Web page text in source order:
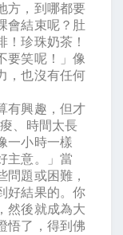
方，到哪都要
會結束呢？肚
！珍珠奶茶！
要笑呢！」像
，也沒有任何
有興趣，但才
、時間太長
一小時一樣
主意。」當
問題或困難，
好結果的。你
然後就成為大
悟了，得到佛